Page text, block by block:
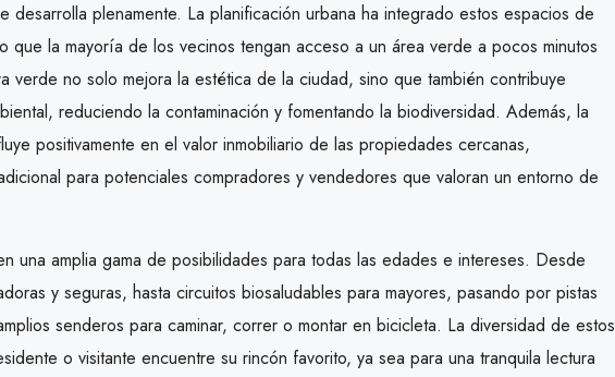
desarrolla plenamente. La planificación urbana ha integrado estos espacios de
que la mayoría de los vecinos tengan acceso a un área verde a pocos minutos
verde no solo mejora la estética de la ciudad, sino que también contribuye
reduciendo la contaminación y fomentando la biodiversidad. Además, la
positivamente en el valor inmobiliario de las propiedades cercanas,
para potenciales compradores y vendedores que valoran un entorno de
una amplia gama de posibilidades para todas las edades e intereses. Desde
y seguras, hasta circuitos biosaludables para mayores, pasando por pistas
senderos para caminar, correr o montar en bicicleta. La diversidad de estos
o visitante encuentre su rincón favorito, ya sea para una tranquila lectura